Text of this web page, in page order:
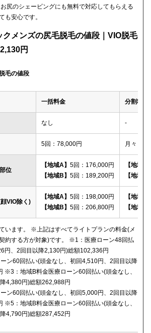
尻のシェービングにも無料で対応してもらえる
も安心です。
クメンズの尻毛脱毛の値段｜VIO脱毛
円
毛の値段
一括料金 分割料金
なし -
5回：78,000円 月々：
位
【地域A】 5回：176,000円
【地域B】 5回：189,200円
【地域A
【地域B
VIO除く)
【地域A】 5回：198,000円
【地域B】 5回：206,800円
【地域A
【地域B
います。 ※上記はすべてライトプランの料金(メ
約する方が対象)です。 ※1：医療ローン48回払
円、2回目以降2,130円)総額102,336円
ン60回払い(頭金なし、初回4,510円、2回目以降
※3：地域B料金医療ローン60回払い(頭金なし、
4,380円)総額262,988円
ン60回払い(頭金なし、初回5,000円、2回目以降
※5：地域B料金医療ローン60回払い(頭金なし、
4,790円)総額287,452円